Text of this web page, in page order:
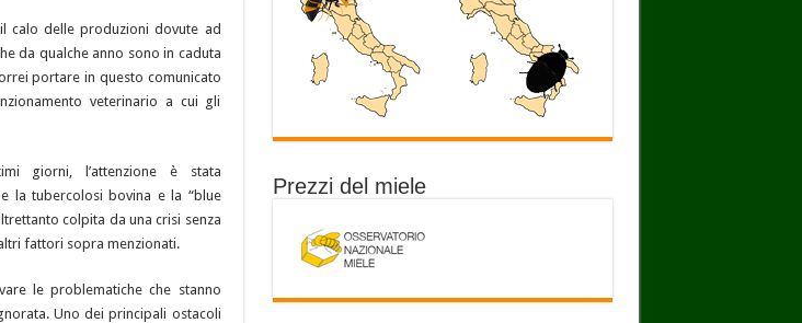
calo delle produzioni dovute ad
da qualche anno sono in caduta
portare in questo comunicato
veterinario a cui gli
giorni, l’attenzione è stata
la tubercolosi bovina e la “blue
colpita da una crisi senza
fattori sopra menzionati.
le problematiche che stanno
Uno dei principali ostacoli
Prezzi del miele